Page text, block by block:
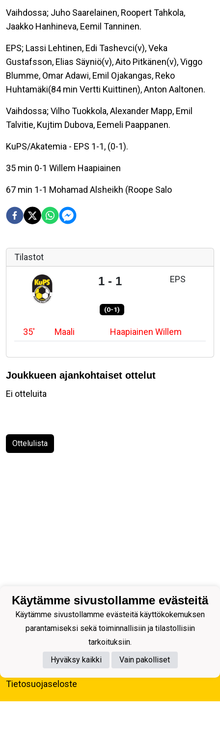
Vaihdossa; Juho Saarelainen, Roopert Tahkola,
Jaakko Hanhineva, Eemil Tanninen.
EPS; Lassi Lehtinen, Edi Tashevci(v), Veka
Gustafsson, Elias Säyniö(v), Aito Pitkänen(v), Viggo
Blumme, Omar Adawi, Emil Ojakangas, Reko
Huhtamäki(84 min Vertti Kuittinen), Anton Aaltonen.
Vaihdossa; Vilho Tuokkola, Alexander Mapp, Emil
Talvitie, Kujtim Dubova, Eemeli Paappanen.
KuPS/Akatemia - EPS 1-1, (0-1).
35 min 0-1 Willem Haapiainen
67 min 1-1 Mohamad Alsheikh (Roope Salo
Tilastot
1 - 1 EPS
(0-1)
35' Maali Haapiainen Willem
Joukkueen ajankohtaiset ottelut
Ei otteluita
Ottelulista
Tietosuojaseloste
Käytämme sivustollamme evästeitä
Käytämme sivustollamme evästeitä käyttökokemuksen
parantamiseksi sekä toiminnallisiin ja tilastollisiin
tarkoituksiin.
Hyväksy kaikki
Vain pakolliset